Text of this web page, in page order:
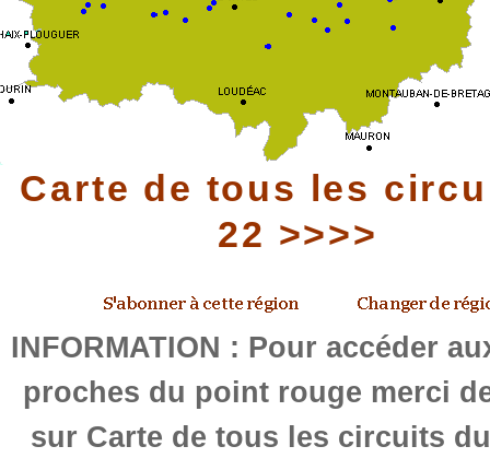
Carte de tous les
22 >>>>
INFORMATION : Pour accéder
proches du point rouge merci
sur Carte de tous les circuits